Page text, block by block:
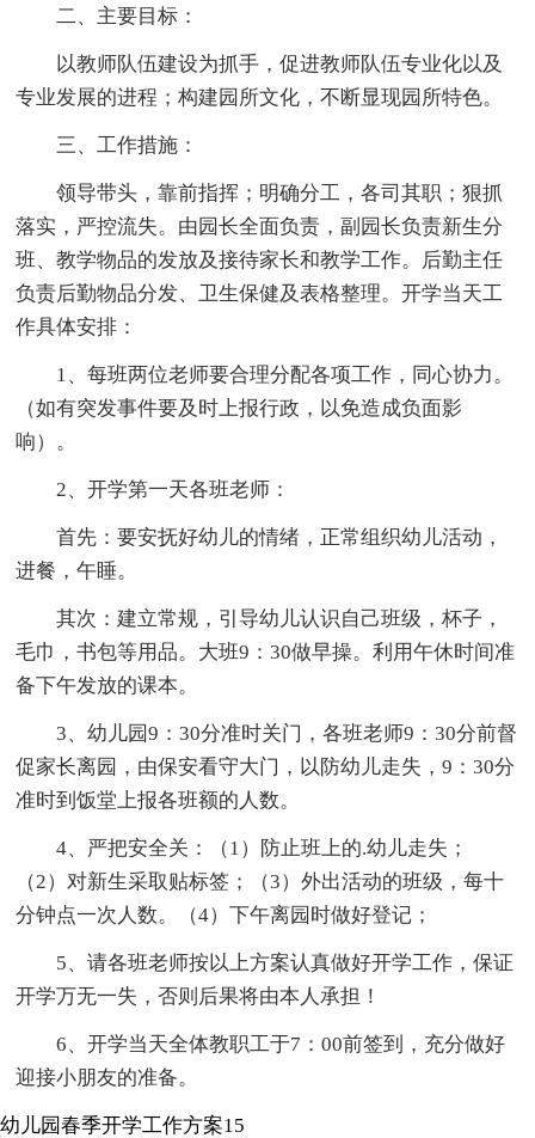
二、主要目标：
以教师队伍建设为抓手，促进教师队伍专业化以及
专业发展的进程；构建园所文化，不断显现园所特色。
三、工作措施：
领导带头，靠前指挥；明确分工，各司其职；狠抓
落实，严控流失。由园长全面负责，副园长负责新生分
班、教学物品的发放及接待家长和教学工作。后勤主任
负责后勤物品分发、卫生保健及表格整理。开学当天工
作具体安排：
1、每班两位老师要合理分配各项工作，同心协力。
（如有突发事件要及时上报行政，以免造成负面影
响）。
2、开学第一天各班老师：
首先：要安抚好幼儿的情绪，正常组织幼儿活动，
进餐，午睡。
其次：建立常规，引导幼儿认识自己班级，杯子，
毛巾，书包等用品。大班9：30做早操。利用午休时间准
备下午发放的课本。
3、幼儿园9：30分准时关门，各班老师9：30分前督
促家长离园，由保安看守大门，以防幼儿走失，9：30分
准时到饭堂上报各班额的人数。
4、严把安全关：（1）防止班上的.幼儿走失；
（2）对新生采取贴标签；（3）外出活动的班级，每十
分钟点一次人数。（4）下午离园时做好登记；
5、请各班老师按以上方案认真做好开学工作，保证
开学万无一失，否则后果将由本人承担！
6、开学当天全体教职工于7：00前签到，充分做好
迎接小朋友的准备。
幼儿园春季开学工作方案15